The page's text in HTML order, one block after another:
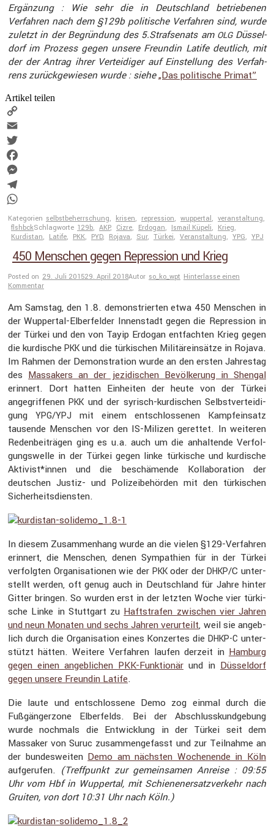
Ergän­zung : Wie sehr die in Deutsch­land betrie­benen
Verfahren nach dem §129b politi­sche Verfahren sind, wurde
zuletzt in der Begrün­dung des 5.Strafsenats am OLGDüssel­
dorf im Prozess gegen unsere Freundin Latife deutlich, mit
der der Antrag ihrer Vertei­diger auf Einstel­lung des Verfah­
rens zurück­ge­wiesen wurde : siehe„Das politi­sche Primat”
Artikel teilen
Copy
Link
Email
Twitter
Facebook
Messenger
Telegram
WhatsApp
Kategorien selbstbeherrschung, krisen, repression, wuppertal, veranstaltung,
flshbckSchlagworte 129b, AKP, Cizre, Erdogan, Ismail Küpeli, Krieg,
Kurdistan, Latife, PKK, PYD, Rojava, Sur, Türkei, Veranstaltung, YPG, YPJ
450 Menschen gegen Repression und Krieg
Posted on 29. Juli 201529. April 2018Autor so_ko_wpt Hinterlasse einen
Kommentar
Am Samstag, den 1.8. demons­trierten etwa 450 Menschen in
der Wuppertal-Elber­felder Innen­stadt gegen die Repres­sion in
der Türkei und den von Tayip Erdogan entfachten Krieg gegen
die kurdi­schePKK und die türki­schen Militär­ein­sätze in Rojava.
Im Rahmen der Demons­tra­tion wurde an den ersten Jahrestag
des Massa­kers an der jezidi­schen Bevöl­ke­rung in Shengal
erinnert. Dort hatten Einheiten der heute von der Türkei
angegrif­fenenPKK und der syrisch-kurdi­schen Selbst­ver­tei­di­
gung YPG/YPJ
mit einem entschlos­senen Kampf­ein­satz
tausende Menschen vor den IS-Milizen gerettet. In weiteren
Reden­bei­trägen ging es u.a. auch um die anhal­tende Verfol­
gungs­welle in der Türkei gegen linke türki­sche und kurdi­sche
Aktivist*innen und die beschä­mende Kolla­bo­ra­tion der
deutschen Justiz- und Polizei­be­hörden mit den türki­schen
Sicher­heits­diensten.
In diesem Zusam­men­hang wurde an die vielen §129-Verfahren
erinnert, die Menschen, denen Sympa­thien für in der Türkei
verfolgten Organi­sa­tionen wie der PKKoder derDHKP/C unter­
stellt werden, oft genug auch in Deutsch­land für Jahre hinter
Gitter bringen. So wurden erst in der letzten Woche vier türki­
sche Linke in Stutt­gart zu Haftstrafen zwischen vier Jahren
und neun Monaten und sechs Jahren verur­teilt, weil sie angeb­
lich durch die Organi­sa­tion eines Konzertes dieDHKP-C unter­
stützt hätten. Weitere Verfahren laufen derzeit in Hamburg
gegen einen angeb­li­chen PKK-Funktionär und in Düssel­dorf
gegen unsere Freundin Latife.
Die laute und entschlos­sene Demo zog einmal durch die
Fußgän­ger­zone Elber­felds. Bei der Abschluss­kund­ge­bung
wurde nochmals die Entwick­lung in der Türkei seit dem
Massaker von Suruc zusam­men­ge­fasst und zur Teilnahme an
der bundes­weiten Demo am nächsten Wochen­ende in Köln
aufge­rufen. (Treff­punkt zur gemein­samen Anreise : 09:55
Uhr vom Hbf in Wuppertal, mit Schie­nen­er­satz­ver­kehr nach
Gruiten, von dort 10:31 Uhr nach Köln.)